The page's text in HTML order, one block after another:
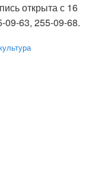
открыта с 16
09-63, 255-09-68.